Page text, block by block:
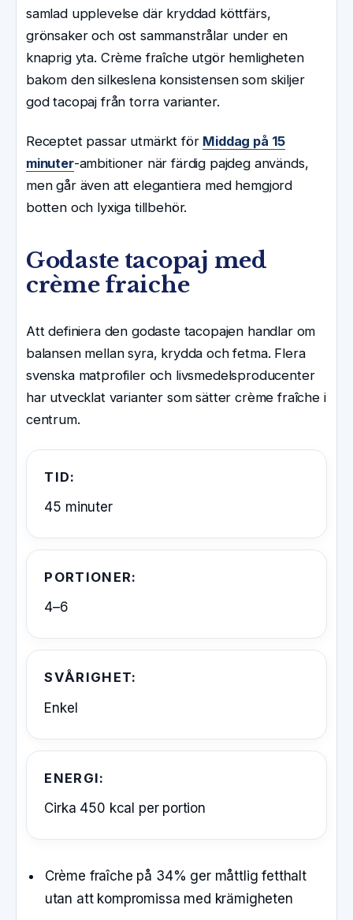
samlad upplevelse där kryddad köttfärs,
grönsaker och ost sammanstrålar under en
knaprig yta. Crème fraîche utgör hemligheten
bakom den silkeslena konsistensen som skiljer
god tacopaj från torra varianter.
Receptet passar utmärkt för Middag på 15
minuter-ambitioner när färdig pajdeg används,
men går även att elegantiera med hemgjord
botten och lyxiga tillbehör.
Godaste tacopaj med
crème fraiche
Att definiera den godaste tacopajen handlar om
balansen mellan syra, krydda och fetma. Flera
svenska matprofiler och livsmedelsproducenter
har utvecklat varianter som sätter crème fraîche i
centrum.
TID:
45 minuter
PORTIONER:
4–6
SVÅRIGHET:
Enkel
ENERGI:
Cirka 450 kcal per portion
Crème fraîche på 34% ger måttlig fetthalt
utan att kompromissa med krämigheten